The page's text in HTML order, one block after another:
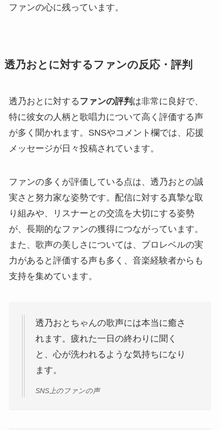
ファンの心に残っています。
透乃おとに対するファンの反応・評判
透乃おとに対する ファンの評判 は非常に良好で、
特に彼女の人柄と歌唱力について高く評価する声
が多く聞かれます。SNSやコメント欄では、応援
メッセージが日々投稿されています。
ファンの多くが評価している点は、透乃おとの誠
実さと努力家な姿勢です。配信に対する真摯な取
り組みや、リスナーとの交流を大切にする姿勢
が、長期的なファンの獲得につながっています。
また、歌声の美しさについては、プロレベルの実
力があると評価する声も多く、音楽経験者からも
支持を集めています。
透乃おとちゃんの歌声には本当に癒さ
れます。疲れた一日の終わりに聞く
と、心が洗われるような気持ちになり
ます。
SNS上のファンの声